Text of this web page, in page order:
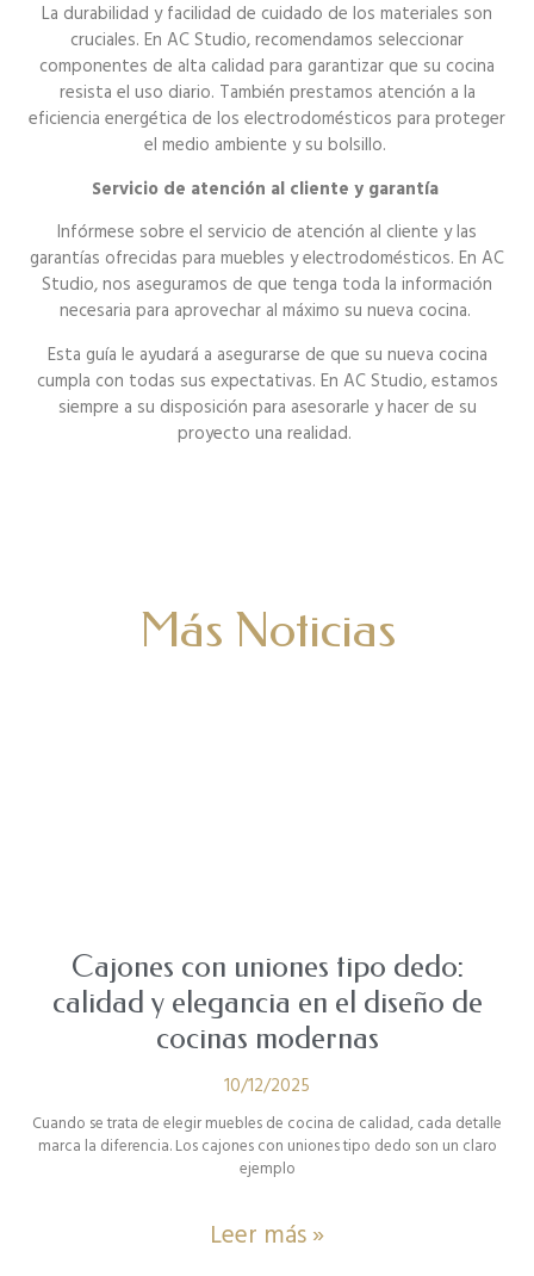
La durabilidad y facilidad de cuidado de los materiales son
cruciales. En AC Studio, recomendamos seleccionar
componentes de alta calidad para garantizar que su cocina
resista el uso diario. También prestamos atención a la
eficiencia energética de los electrodomésticos para proteger
el medio ambiente y su bolsillo.
Servicio de atención al cliente y garantía
Infórmese sobre el servicio de atención al cliente y las
garantías ofrecidas para muebles y electrodomésticos. En AC
Studio, nos aseguramos de que tenga toda la información
necesaria para aprovechar al máximo su nueva cocina.
Esta guía le ayudará a asegurarse de que su nueva cocina
cumpla con todas sus expectativas. En AC Studio, estamos
siempre a su disposición para asesorarle y hacer de su
proyecto una realidad.
Más Noticias
Cajones con uniones tipo dedo:
calidad y elegancia en el diseño de
cocinas modernas
10/12/2025
Cuando se trata de elegir muebles de cocina de calidad, cada detalle
marca la diferencia. Los cajones con uniones tipo dedo son un claro
ejemplo
Leer más »